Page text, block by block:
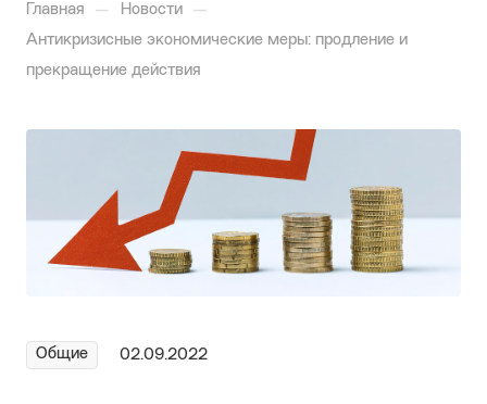
Главная — Новости —
Антикризисные экономические меры: продление и
прекращение действия
Общие 02.09.2022